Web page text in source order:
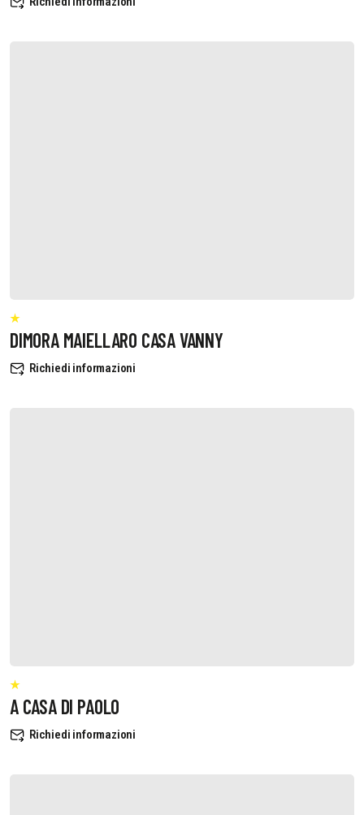
DIMORA MAIELLARO CASA VANNY
Richiedi informazioni
A CASA DI PAOLO
Richiedi informazioni